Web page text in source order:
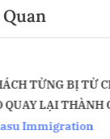
TỪNG BỊ TỪ
QUAY LẠI THÀNH
Immigration